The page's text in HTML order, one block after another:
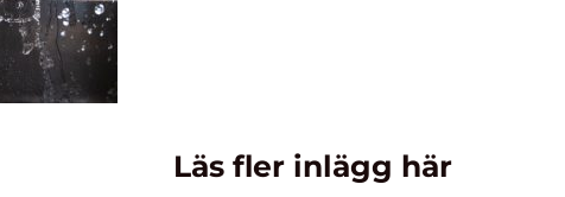
Läs fler inlägg här